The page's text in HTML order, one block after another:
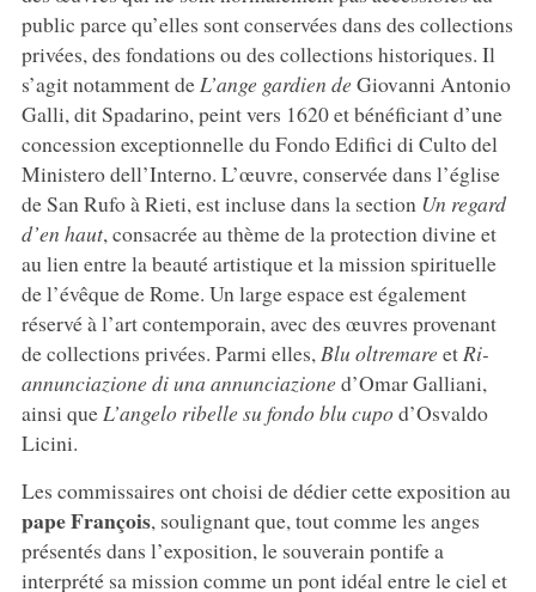
public parce qu’elles sont conservées dans des collections
privées, des fondations ou des collections historiques. Il
s’agit notamment deL’ange gardien deGiovanni Antonio
Galli, dit Spadarino, peint vers 1620 et bénéficiant d’une
concession exceptionnelle du Fondo Edifici di Culto del
Ministero dell’Interno. L’œuvre, conservée dans l’église
de San Rufo à Rieti, est incluse dans la section Un regard
d’en haut, consacrée au thème de la protection divine et
au lien entre la beauté artistique et la mission spirituelle
de l’évêque de Rome. Un large espace est également
réservé à l’art contemporain, avec des œuvres provenant
de collections privées. Parmi elles,Blu oltremareetRi-
annunciazione di una annunciazioned’Omar Galliani,
ainsi queL’angelo ribelle su fondo blu cupod’Osvaldo
Licini.
Les commissaires ont choisi de dédier cette exposition au
pape François, soulignant que, tout comme les anges
présentés dans l’exposition, le souverain pontife a
interprété sa mission comme un pont idéal entre le ciel et